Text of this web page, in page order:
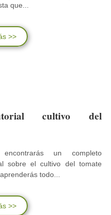
que...
>>
cultivo del
un completo
sobre el cultivo del tomate
todo...
>>